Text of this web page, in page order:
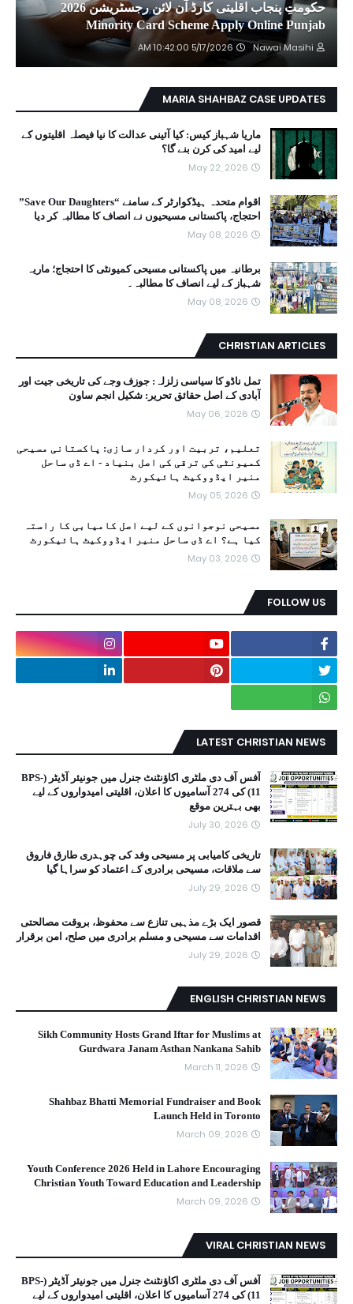
حکومتِ پنجاب اقلیتی کارڈ آن لائن رجسٹریشن 2026
Minority Card Scheme Apply Online Punjab
Nawai Masihi
5/17/2026 10:42:00 AM
MARIA SHAHBAZ CASE UPDATES
ماریا شہباز کیس: کیا آئینی عدالت کا نیا فیصلہ اقلیتوں کے
لیے امید کی کرن بنے گا؟
May 22, 2026
اقوام متحدہ ہیڈکوارٹر کے سامنے “Save Our Daughters”
احتجاج، پاکستانی مسیحیوں نے انصاف کا مطالبہ کر دیا
May 08, 2026
برطانیہ میں پاکستانی مسیحی کمیونٹی کا احتجاج؛ ماریہ
شہباز کے لیے انصاف کا مطالبہ۔
May 08, 2026
CHRISTIAN ARTICLES
تمل ناڈو کا سیاسی زلزلہ: جوزف وجے کی تاریخی جیت اور
آبادی کے اصل حقائق تحریر: شکیل انجم ساون
May 06, 2026
تعلیم، تربیت اور کردار سازی: پاکستانی مسیحی
کمیونٹی کی ترقی کی اصل بنیاد - اے ڈی ساحل
منیر ایڈووکیٹ ہائیکورٹ
May 05, 2026
مسیحی نوجوانوں کے لیے اصل کامیابی کا راستہ
کیا ہے؟ اے ڈی ساحل منیر ایڈووکیٹ ہائیکورٹ
May 03, 2026
FOLLOW US
LATEST CHRISTIAN NEWS
آفس آف دی ملٹری اکاؤنٹنٹ جنرل میں جونیئر آڈیٹر (BPS-
11) کی 274 آسامیوں کا اعلان، اقلیتی امیدواروں کے لیے
بھی بہترین موقع
July 30, 2026
تاریخی کامیابی پر مسیحی وفد کی چوہدری طارق فاروق
سے ملاقات، مسیحی برادری کے اعتماد کو سراہا گیا
July 29, 2026
قصور ایک بڑے مذہبی تنازع سے محفوظ، بروقت مصالحتی
اقدامات سے مسیحی و مسلم برادری میں صلح، امن برقرار
July 29, 2026
ENGLISH CHRISTIAN NEWS
Sikh Community Hosts Grand Iftar for Muslims at
Gurdwara Janam Asthan Nankana Sahib
March 11, 2026
Shahbaz Bhatti Memorial Fundraiser and Book
Launch Held in Toronto
March 09, 2026
Youth Conference 2026 Held in Lahore Encouraging
Christian Youth Toward Education and Leadership
March 09, 2026
VIRAL CHRISTIAN NEWS
آفس آف دی ملٹری اکاؤنٹنٹ جنرل میں جونیئر آڈیٹر (BPS-
11) کی 274 آسامیوں کا اعلان، اقلیتی امیدواروں کے لیے